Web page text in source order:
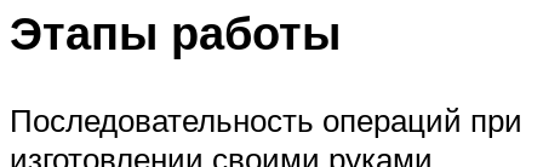
Этапы работы
Последовательность операций при
изготовлении своими руками